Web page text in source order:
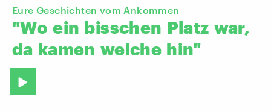
Eure Geschichten vom Ankommen
"Wo ein bisschen Platz war,
da kamen welche hin"